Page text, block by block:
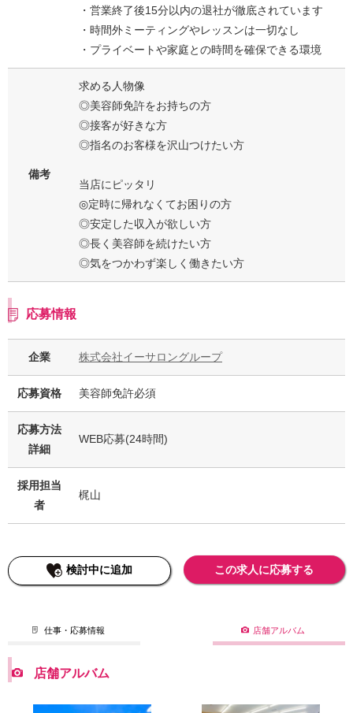
・営業終了後15分以内の退社が徹底されています
・時間外ミーティングやレッスンは一切なし
・プライベートや家庭との時間を確保できる環境
備考
求める人物像
◎美容師免許をお持ちの方
◎接客が好きな方
◎指名のお客様を沢山つけたい方
当店にピッタリ
◎定時に帰れなくてお困りの方
◎安定した収入が欲しい方
◎長く美容師を続けたい方
◎気をつかわず楽しく働きたい方
応募情報
企業 株式会社イーサロングループ
応募資格 美容師免許必須
応募方法
詳細
WEB応募(24時間)
採用担当
者
梶山
検討中に追加 この求人に応募する
仕事・応募情報 店舗アルバム
店舗アルバム